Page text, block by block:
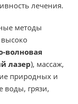
лечения.
методы
волновая
лазер), массаж,
природных и
воды, грязи,